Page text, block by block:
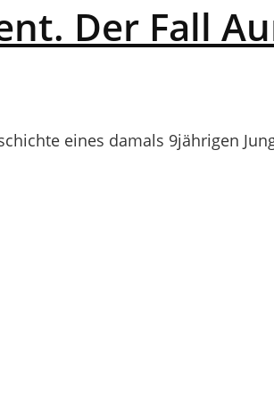
Der Fall
eines damals 9jährigen